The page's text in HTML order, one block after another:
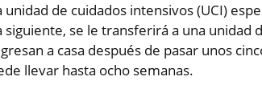
de cuidados intensivos (UCI)
se le transferirá a una unidad
a casa después de pasar unos
llevar hasta ocho semanas.